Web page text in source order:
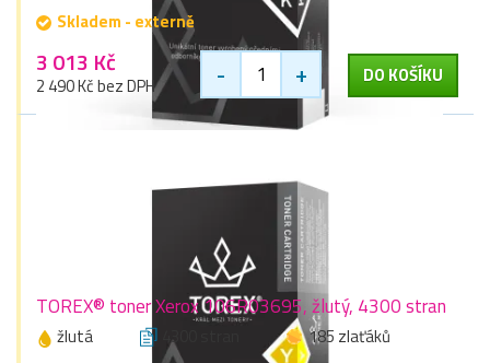
Skladem - externě
3 013 Kč
2 490 Kč bez DPH - + DO KOŠÍKU
TOREX® toner Xerox 106R03695, žlutý, 4300 stran
žlutá 4300 stran
185 zlaťáků